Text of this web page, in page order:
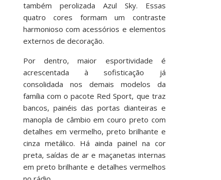
também perolizada Azul Sky. Essas
quatro cores formam um contraste
harmonioso com acessórios e elementos
externos de decoração.
Por dentro, maior esportividade é
acrescentada à sofisticação já
consolidada nos demais modelos da
família com o pacote Red Sport, que traz
bancos, painéis das portas dianteiras e
manopla de câmbio em couro preto com
detalhes em vermelho, preto brilhante e
cinza metálico. Há ainda painel na cor
preta, saídas de ar e maçanetas internas
em preto brilhante e detalhes vermelhos